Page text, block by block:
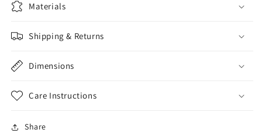
Materials
Shipping & Returns
Dimensions
Care Instructions
Share